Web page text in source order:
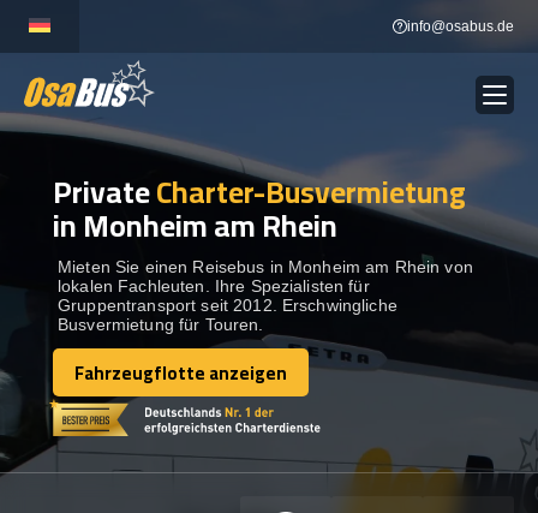
content
info@osabus.de
BUSVERMIETUNG Show dropdown
REISEZIELE Show dropdown
FLOTTE
KONTAKTIEREN SIE UNS
KONTAKTIEREN SIE UNS
PrivateCharter-Busvermietung
in Monheim am Rhein
Mieten Sie einen Reisebus in Monheim am Rhein von
lokalen Fachleuten. Ihre Spezialisten für
Gruppentransport seit 2012. Erschwingliche
Busvermietung für Touren.
Fahrzeugflotte anzeigen
Fahrzeugflotte anzeigen